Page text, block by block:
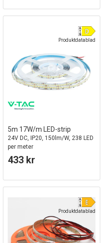
Produktdatablad
5m 17W/m LED-strip
24V DC, IP20, 150lm/W, 238 LED
per meter
433 kr
Produktdatablad